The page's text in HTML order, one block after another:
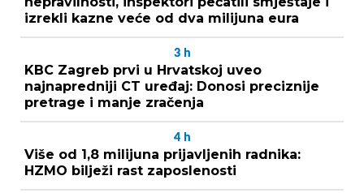
izrekli kazne veće od dva milijuna eura
3 h
KBC Zagreb prvi u Hrvatskoj uveo
najnapredniji CT uređaj: Donosi preciznije
pretrage i manje zračenja
4 h
Više od 1,8 milijuna prijavljenih radnika:
HZMO bilježi rast zaposlenosti